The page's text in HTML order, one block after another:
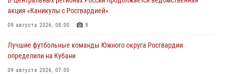
акция «Каникулы с Росгвардией»
09 августа 2026, 08:00 8
Лучшие футбольные команды Южного округа Росгвардии
определили на Кубани
09 августа 2026, 07:00